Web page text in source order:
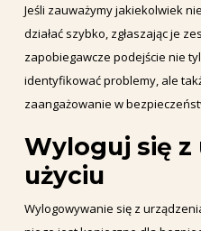
Jeśli zauważymy jakiekolwiek
działać szybko, zgłaszając je
zapobiegawcze podejście nie
identyfikować problemy, ale
zaangażowanie w
Wyloguj się z
użyciu
Wylogowywanie się z